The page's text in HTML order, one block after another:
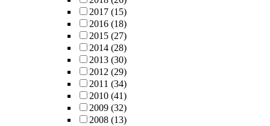
2017 (15)
2016 (18)
2015 (27)
2014 (28)
2013 (30)
2012 (29)
2011 (34)
2010 (41)
2009 (32)
2008 (13)